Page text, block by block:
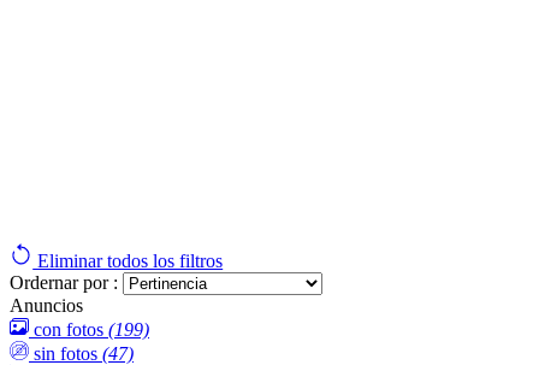
Eliminar todos los filtros
Ordernar por :
Anuncios
con fotos (199)
sin fotos (47)